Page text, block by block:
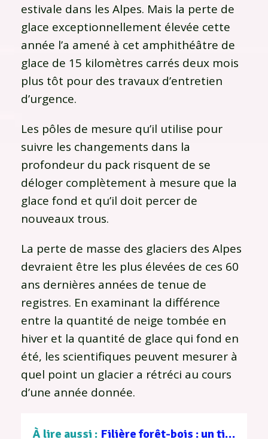
estivale dans les Alpes. Mais la perte de
glace exceptionnellement élevée cette
année l’a amené à cet amphithéâtre de
glace de 15 kilomètres carrés deux mois
plus tôt pour des travaux d’entretien
d’urgence.
Les pôles de mesure qu’il utilise pour
suivre les changements dans la
profondeur du pack risquent de se
déloger complètement à mesure que la
glace fond et qu’il doit percer de
nouveaux trous.
La perte de masse des glaciers des Alpes
devraient être les plus élevées de ces 60
ans dernières années de tenue de
registres. En examinant la différence
entre la quantité de neige tombée en
hiver et la quantité de glace qui fond en
été, les scientifiques peuvent mesurer à
quel point un glacier a rétréci au cours
d’une année donnée.
À lire aussi : Filière forêt-bois : un tissu d’entreprises au service d’une gestion durable